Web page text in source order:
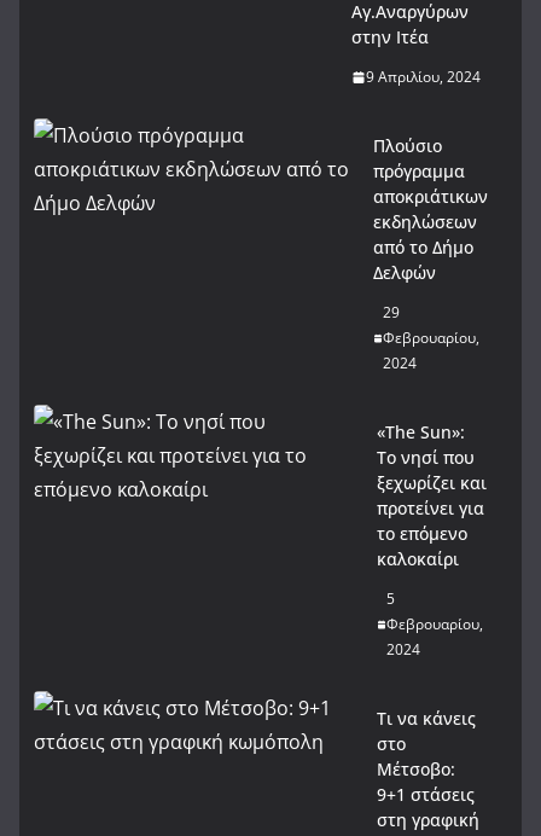
Αγ.Αναργύρων
στην Ιτέα
9 Απριλίου, 2024
Πλούσιο
πρόγραμμα
αποκριάτικων
εκδηλώσεων
από το Δήμο
Δελφών
29
Φεβρουαρίου,
2024
«The Sun»:
Το νησί που
ξεχωρίζει και
προτείνει για
το επόμενο
καλοκαίρι
5
Φεβρουαρίου,
2024
Τι να κάνεις
στο
Μέτσοβο:
9+1 στάσεις
στη γραφική